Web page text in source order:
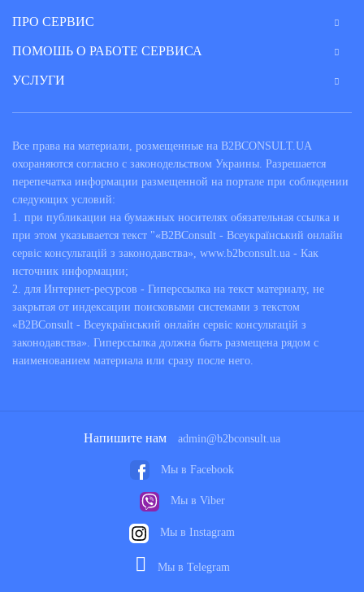
ПРО СЕРВИС
ПОМОШЬ О РАБОТЕ СЕРВИСА
УСЛУГИ
Все права на материали, розмещенные на B2BCONSULT.UA
охораняются согласно с законодельством Украины. Разрешается
перепечатка информации размещенной на портале при соблюдении
следующих условий:
1. при публикации на бумажных носителях обязательная ссылка и
при этом указывается текст "«B2BConsult - Всеукраїнський онлайн
сервіс консультацій з законодавства», www.b2bconsult.ua - Как
источник информации;
2. для Интернет-ресурсов - Гиперссылка на текст материалу, не
закрытая от индексации поисковыми системами з текстом
«B2BConsult - Всеукраїнський онлайн сервіс консультацій з
законодавства». Гиперссылка должна быть размещена рядом с
наименованием материала или сразу после него.
Напишите нам admin@b2bconsult.ua
Мы в Facebook
Мы в Viber
Мы в Instagram
Мы в Telegram